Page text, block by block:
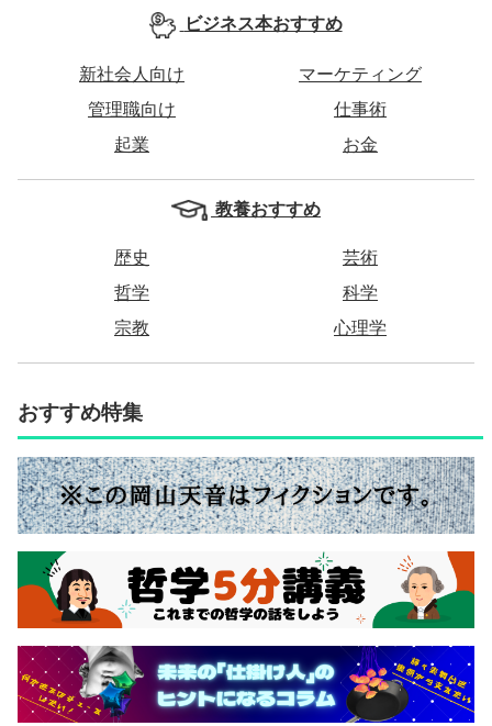
ビジネス本おすすめ
新社会人向け
マーケティング
管理職向け
仕事術
起業
お金
教養おすすめ
歴史
芸術
哲学
科学
宗教
心理学
おすすめ特集